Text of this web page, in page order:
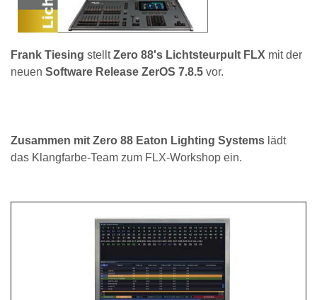
Frank Tiesing stelltZero 88's Lichtsteurpult FLX mit der
neuen Software Release ZerOS 7.8.5 vor.
Zusammen mit Zero 88 Eaton Lighting Systems lädt
das Klangfarbe-Team zum FLX-Workshop ein.